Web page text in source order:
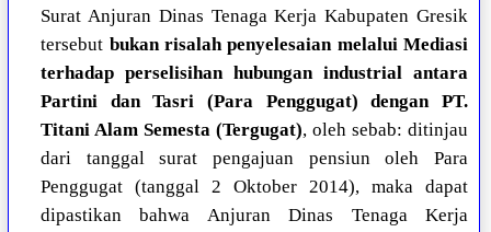
Surat Anjuran Dinas Tenaga Kerja Kabupaten Gresik
tersebut bukan risalah penyelesaian melalui Mediasi
terhadap perselisihan hubungan industrial antara
Partini dan Tasri (Para Penggugat) dengan PT.
Titani Alam Semesta (Tergugat), oleh sebab: ditinjau
dari tanggal surat pengajuan pensiun oleh Para
Penggugat (tanggal 2 Oktober 2014), maka dapat
dipastikan bahwa Anjuran Dinas Tenaga Kerja